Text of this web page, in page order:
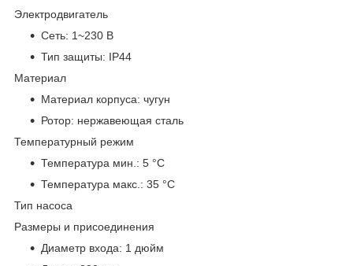
Электродвигатель
Сеть: 1~230 В
Тип защиты: IP44
Материал
Материал корпуса: чугун
Ротор: нержавеющая сталь
Температурный режим
Температура мин.: 5 °С
Температура макс.: 35 °С
Тип насоса
Размеры и присоединения
Диаметр входа: 1 дюйм